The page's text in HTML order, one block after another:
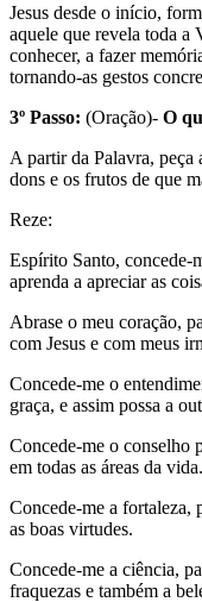
Jesus desde o início,
aquele que revela toda a
conhecer, a fazer
tornando-as gestos
3º Passo: (Oração)- O
A partir da Palavra, peça
dons e os frutos de que
Reze:
Espírito Santo, concede-
aprenda a apreciar as
Abrase o meu coração,
com Jesus e com meus
Concede-me o
graça, e assim possa a
Concede-me o conselho
em todas as áreas da vida.
Concede-me a fortaleza,
as boas virtudes.
Concede-me a ciência,
fraquezas e também a